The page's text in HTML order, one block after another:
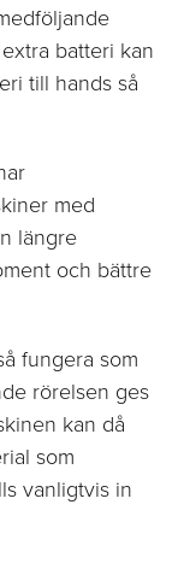
batteri kan
till hands så
med
längre
och bättre
fungera som
rörelsen ges
kan då
som
vanligtvis in